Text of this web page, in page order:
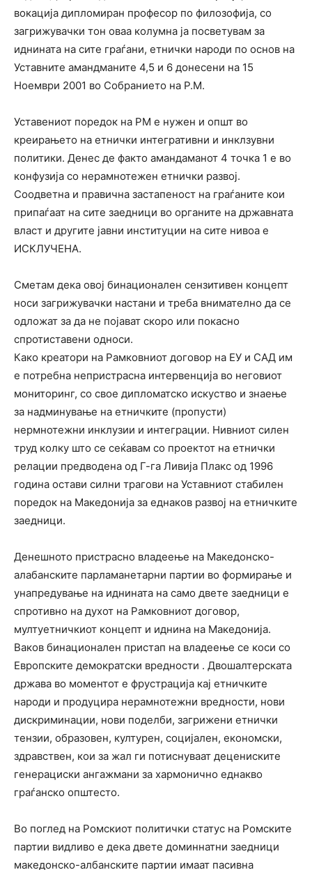
вокација дипломиран професор по филозофија, со
загрижувачки тон оваа колумна ја посветувам за
иднината на сите граѓани, етнички народи по основ на
Уставните амандманите 4,5 и 6 донесени на 15
Ноември 2001 во Собранието на Р.М.
Уставениот поредок на РМ е нужен и општ во
креирањето на етнички интегративни и инклзувни
политики. Денес де факто амандаманот 4 точка 1 е во
конфузија со нерамнотежен етнички развој.
Соодветна и правична застапеност на граѓаните кои
припаѓаат на сите заедници во органите на државната
власт и другите јавни институции на сите нивоа е
ИСКЛУЧЕНА.
Сметам дека овој бинационален сензитивен концепт
носи загрижувачки настани и треба внимателно да се
одложат за да не појават скоро или покасно
спротиставени односи.
Како креатори на Рамковниот договор на ЕУ и САД им
е потребна непристрасна интервенција во неговиот
мониторинг, со свое дипломатско искуство и знаење
за надминување на етничките (пропусти)
нермнотежни инклузии и интеграции. Нивниот силен
труд колку што се сеќавам со проектот на етнички
релации предводена од Г-га Ливија Плакс од 1996
година остави силни трагови на Уставниот стабилен
поредок на Македонија за еднаков развој на етничките
заедници.
Денешното пристрасно владеење на Македонско-
алабанските парламанетарни партии во формирање и
унапредување на иднината на само двете заедници е
спротивно на духот на Рамковниот договор,
мултуетничкиот концепт и иднина на Македонија.
Ваков бинационален пристап на владеење се коси со
Европските демократски вредности . Двошалтерската
држава во моментот е фрустрација кај етничките
народи и продуцира нерамнотежни вредности, нови
дискриминации, нови поделби, загрижени етнички
тензии, образовен, културен, социјален, економски,
здравствен, кои за жал ги потиснуваат децениските
генерациски ангажмани за хармонично еднакво
граѓанско општесто.
Во поглед на Ромскиот политички статус на Ромските
партии видливо е дека двете доминнатни заедници
македонско-албанските партии имаат пасивна